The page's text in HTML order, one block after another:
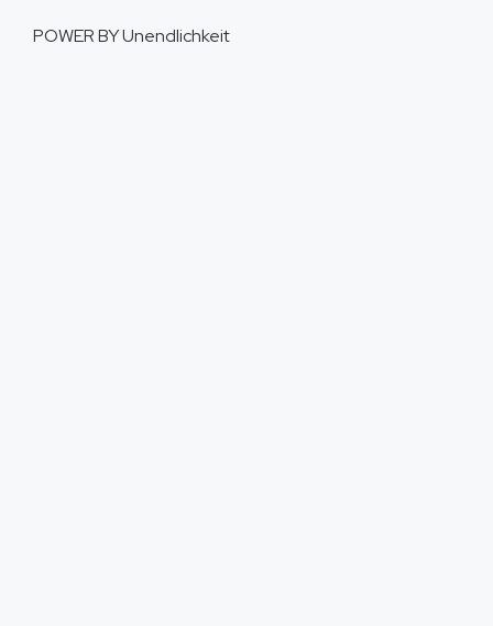
POWER BYUnendlichkeit